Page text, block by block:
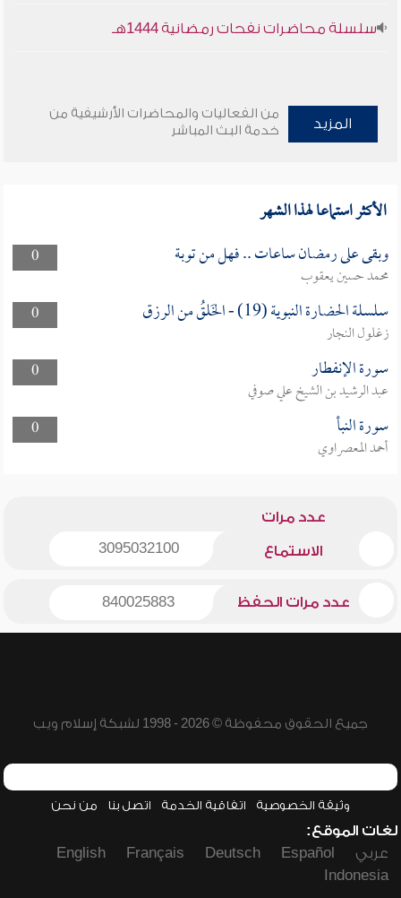
سلسلة محاضرات نفحات رمضانية 1444هـ
المزيد
من الفعاليات والمحاضرات الأرشيفية من
خدمة البث المباشر
الأكثر استماعا لهذا الشهر
0 وبقى على رمضان ساعات .. فهل من توبة
محمد حسين يعقوب
0
سلسلة الحضارة النبوية (19) - الخَلقُ من الرزق
زغلول النجار
0
سورة الإنفطار
عبد الرشيد بن الشيخ علي صوفي
0
سورة النبأ
أحمد المعصراوي
عدد مرات
الاستماع 3095032100
عدد مرات الحفظ 840025883
جميع الحقوق محفوظة © 2026 - 1998 لشبكة إسلام ويب
وثيقة الخصوصية اتفاقية الخدمة اتصل بنا من نحن
لغات الموقع:
عربي
Español
Deutsch
Français
English
Indonesia